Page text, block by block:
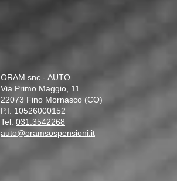
ORAM snc - AUTO
Via Primo Maggio, 11
22073 Fino Mornasco (CO)
P.I. 10526000152
Tel. 031.3542268
auto@oramsospensioni.it